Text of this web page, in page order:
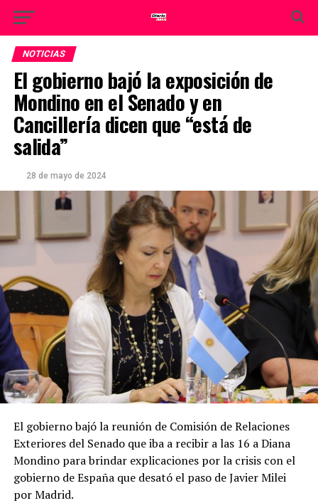
NOTICIAS
El gobierno bajó la exposición de
Mondino en el Senado y en
Cancillería dicen que “está de
salida”
28 de mayo de 2024
El gobierno bajó la reunión de Comisión de Relaciones
Exteriores del Senado que iba a recibir a las 16 a Diana
Mondino para brindar explicaciones por la crisis con el
gobierno de España que desató el paso de Javier Milei
por Madrid.